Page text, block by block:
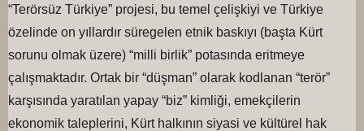
“Terörsüz Türkiye” projesi, bu temel çelişkiyi ve Türkiye
özelinde on yıllardır süregelen etnik baskıyı (başta Kürt
sorunu olmak üzere) “milli birlik” potasında eritmeye
çalışmaktadır. Ortak bir “düşman” olarak kodlanan “terör”
karşısında yaratılan yapay “biz” kimliği, emekçilerin
ekonomik taleplerini, Kürt halkının siyasi ve kültürel hak